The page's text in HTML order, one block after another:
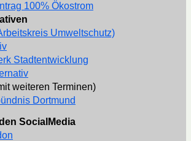
100% Ökostrom
Umweltschutz)
Stadtentwicklung
weiteren Terminen)
Dortmund
SocialMedia